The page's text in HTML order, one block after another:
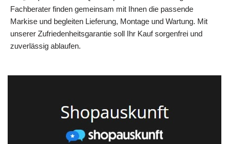
Fachberater finden gemeinsam mit Ihnen die passende
Markise und begleiten Lieferung, Montage und Wartung. Mit
unserer Zufriedenheitsgarantie soll Ihr Kauf sorgenfrei und
zuverlässig ablaufen.